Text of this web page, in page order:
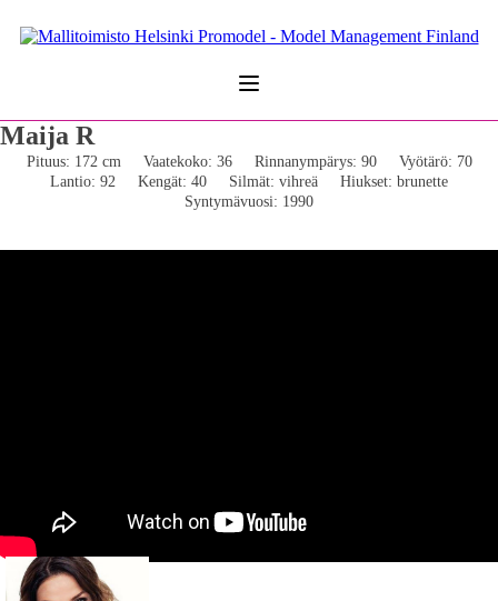
Maija R
Pituus: 172 cm Vaatekoko: 36 Rinnanympärys: 90
Vyötärö: 70
Lantio: 92
Kengät: 40 Silmät: vihreä
Hiukset: brunette
Syntymävuosi: 1990